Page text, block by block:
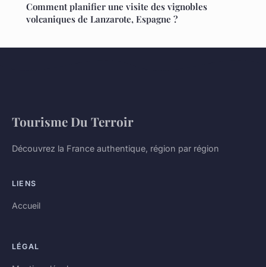
Comment planifier une visite des vignobles
volcaniques de Lanzarote, Espagne ?
Tourisme Du Terroir
Découvrez la France authentique, région par région
LIENS
Accueil
LÉGAL